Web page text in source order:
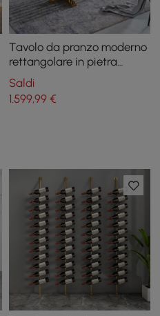
Tavolo da pranzo moderno
rettangolare in pietra
sinterizzata lucida 70,9
pollici con base dorata
Saldi
1.599,99€